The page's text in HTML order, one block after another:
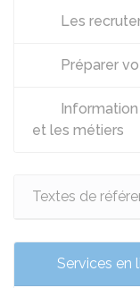
Les
Préparer
et les métiers
Textes de
Services en